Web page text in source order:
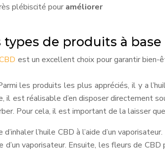
plébiscité pour améliorer
de produits à base
est un excellent choix pour garantir bien-
les produits les plus appréciés, il y a
est réalisable d’en disposer directement
Pour cela, il est important de la laisser
l’huile CBD à l’aide d’un
d’un vaporisateur. Ensuite, les fleurs de